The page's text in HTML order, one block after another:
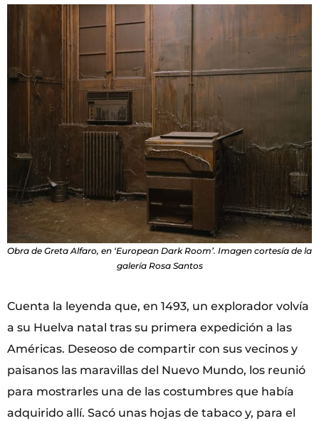
Obra de Greta Alfaro, en ‘European Dark Room’. Imagen cortesía de la
galería Rosa Santos
Cuenta la leyenda que, en 1493, un explorador volvía
a su Huelva natal tras su primera expedición a las
Américas. Deseoso de compartir con sus vecinos y
paisanos las maravillas del Nuevo Mundo, los reunió
para mostrarles una de las costumbres que había
adquirido allí. Sacó unas hojas de tabaco y, para el